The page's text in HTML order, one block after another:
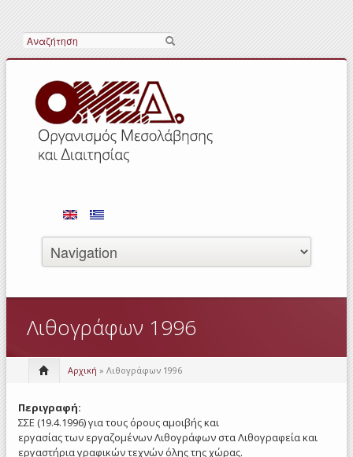
Αναζήτηση
Λιθογράφων 1996
Αρχική » Λιθογράφων 1996
Περιγραφή:
ΣΣΕ (19.4.1996) για τους όρους αμοιβής και
εργασίας των εργαζομένων Λιθογράφων στα Λιθογραφεία και
εργαστήρια γραφικών τεχνών όλης της χώρας.